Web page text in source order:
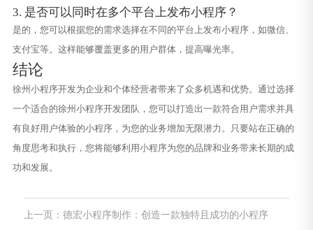
3. 是否可以同时在多个平台上发布小程序？
是的，您可以根据您的需求选择在不同的平台上发布小程序，如微信、
支付宝等。这样能够覆盖更多的用户群体，提高曝光率。
结论
徐州小程序开发为企业和个体经营者带来了众多机遇和优势。通过选择
一个适合的徐州小程序开发团队，您可以打造出一款符合用户需求并具
有良好用户体验的小程序，为您的业务增加无限潜力。只要站在正确的
角度思考和执行，您将能够利用小程序为您的品牌和业务带来长期的成
功和发展。
上一页：德宏小程序制作：创造一款独特且成功的小程序